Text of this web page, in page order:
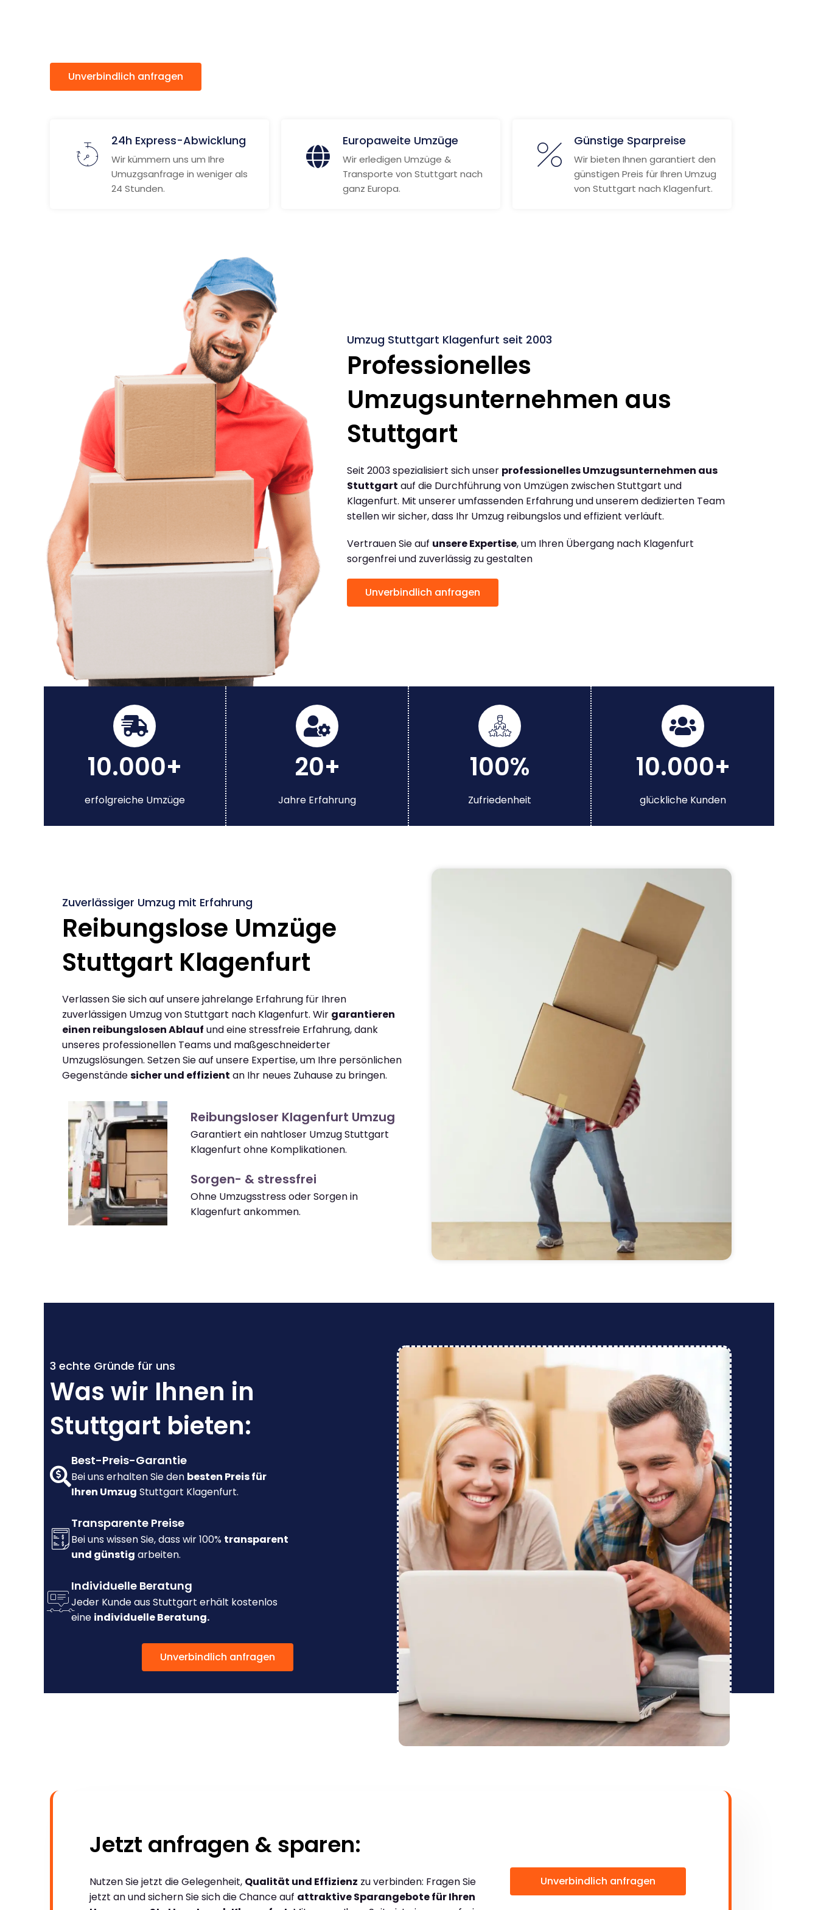
Unverbindlich anfragen
24h Express-Abwicklung
Wir kümmern uns um Ihre
Umuzgsanfrage in weniger als
24 Stunden.
Europaweite Umzüge
Wir erledigen Umzüge &
Transporte von Stuttgart nach
ganz Europa.
Günstige Sparpreise
Wir bieten Ihnen garantiert den
günstigen Preis für Ihren Umzug
von Stuttgart nach Klagenfurt.
Umzug Stuttgart Klagenfurt seit 2003
Professionelles
Umzugsunternehmen aus
Stuttgart
Seit 2003 spezialisiert sich unser professionelles Umzugsunternehmen aus
Stuttgart auf die Durchführung von Umzügen zwischen Stuttgart und
Klagenfurt. Mit unserer umfassenden Erfahrung und unserem dedizierten Team
stellen wir sicher, dass Ihr Umzug reibungslos und effizient verläuft.
Vertrauen Sie auf unsere Expertise, um Ihren Übergang nach Klagenfurt
sorgenfrei und zuverlässig zu gestalten
Unverbindlich anfragen
10.000+
erfolgreiche Umzüge
20+
Jahre Erfahrung
100%
Zufriedenheit
10.000+
glückliche Kunden
Zuverlässiger Umzug mit Erfahrung
Reibungslose Umzüge
Stuttgart Klagenfurt
Verlassen Sie sich auf unsere jahrelange Erfahrung für Ihren
zuverlässigen Umzug von Stuttgart nach Klagenfurt. Wir garantieren
einen reibungslosen Ablauf und eine stressfreie Erfahrung, dank
unseres professionellen Teams und maßgeschneiderter
Umzugslösungen. Setzen Sie auf unsere Expertise, um Ihre persönlichen
Gegenständesicher und effizient an Ihr neues Zuhause zu bringen.
Reibungsloser Klagenfurt Umzug
Garantiert ein nahtloser Umzug Stuttgart
Klagenfurt ohne Komplikationen.
Sorgen- & stressfrei
Ohne Umzugsstress oder Sorgen in
Klagenfurt ankommen.
3 echte Gründe für uns
Was wir Ihnen in
Stuttgart bieten:
Best-Preis-Garantie
Bei uns erhalten Sie den besten Preis für
Ihren Umzug Stuttgart Klagenfurt.
Transparente Preise
Bei uns wissen Sie, dass wir 100% transparent
und günstig arbeiten.
Individuelle Beratung
Jeder Kunde aus Stuttgart erhält kostenlos
eine individuelle Beratung.
Unverbindlich anfragen
Jetzt anfragen & sparen:
Nutzen Sie jetzt die Gelegenheit, Qualität und Effizienz zu verbinden: Fragen Sie
jetzt an und sichern Sie sich die Chance auf attraktive Sparangebote für Ihren
Unverbindlich anfragen